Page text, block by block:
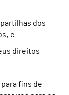
dos
e
direitos
fins de